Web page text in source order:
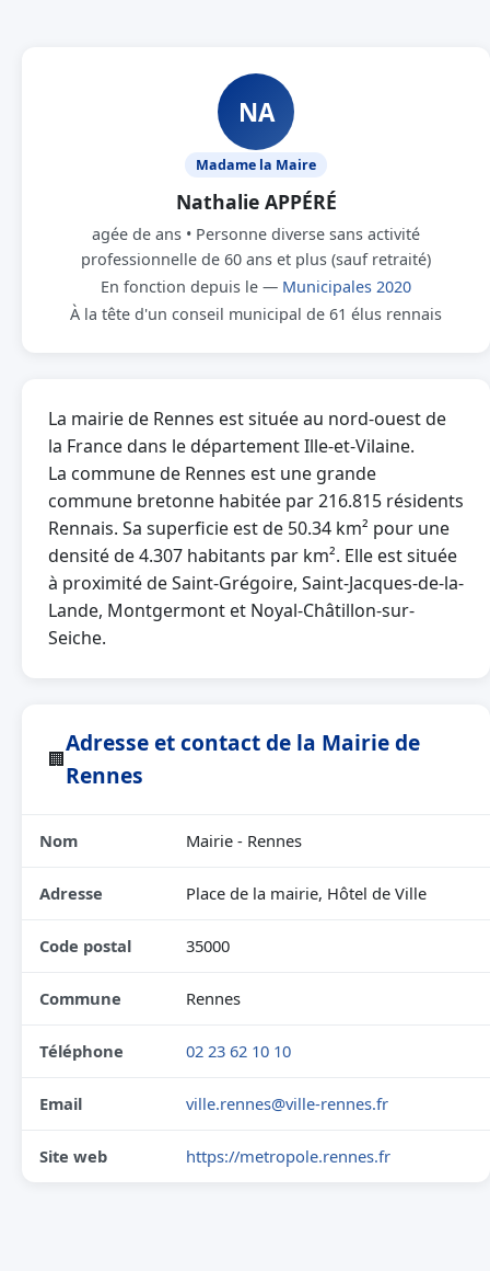
NA
Madame la Maire
Nathalie APPÉRÉ
agée de ans • Personne diverse sans activité
professionnelle de 60 ans et plus (sauf retraité)
En fonction depuis le — Municipales 2020
À la tête d'un conseil municipal de 61 élus rennais
La mairie de Rennes est située au nord-ouest de
la France dans le département Ille-et-Vilaine.
La commune de Rennes est une grande
commune bretonne habitée par 216.815 résidents
Rennais. Sa superficie est de 50.34 km² pour une
densité de 4.307 habitants par km². Elle est située
à proximité de Saint-Grégoire, Saint-Jacques-de-la-
Lande, Montgermont et Noyal-Châtillon-sur-
Seiche.
🏢
Adresse et contact de la Mairie de
Rennes
Nom Mairie - Rennes
Adresse Place de la mairie, Hôtel de Ville
Code postal 35000
Commune Rennes
Téléphone 02 23 62 10 10
Email ville.rennes@ville-rennes.fr
Site web https://metropole.rennes.fr